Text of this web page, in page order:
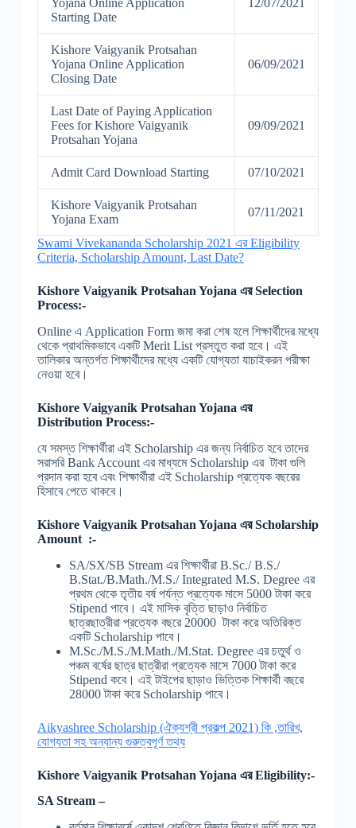
Yojana Online Application
Starting Date
12/07/2021
Kishore Vaigyanik Protsahan
Yojana Online Application
Closing Date
06/09/2021
Last Date of Paying Application
Fees for Kishore Vaigyanik
Protsahan Yojana
09/09/2021
Admit Card Download Starting 07/10/2021
Kishore Vaigyanik Protsahan
Yojana Exam
07/11/2021
Swami Vivekananda Scholarship 2021 এর Eligibility
Criteria, Scholarship Amount, Last Date?
Kishore Vaigyanik Protsahan Yojana এর Selection
Process:-
Online এ Application Form জমা করা শেষ হলে শিক্ষার্থীদের মধ্যে
থেকে প্রাথমিকভাবে একটি Merit List প্রস্তুত করা হবে। এই
তালিকার অন্তর্গত শিক্ষার্থীদের মধ্যে একটি যোগ্যতা যাচাইকরন পরীক্ষা
নেওয়া হবে।
Kishore Vaigyanik Protsahan Yojana এর
Distribution Process:-
যে সমস্ত শিক্ষার্থীরা এই Scholarship এর জন্য নির্বাচিত হবে তাদের
সরাসরি Bank Account এর মাধ্যমে Scholarship এর টাকা গুলি
প্রদান করা হবে এবং শিক্ষার্থীরা এই Scholarship প্রত্যেক বছরের
হিসাবে পেতে থাকবে।
Kishore Vaigyanik Protsahan Yojana এর Scholarship
Amount :-
SA/SX/SB Stream এর শিক্ষার্থীরা B.Sc./ B.S./
B.Stat./B.Math./M.S./ Integrated M.S. Degree এর
প্রথম থেকে তৃতীয় বর্ষ পর্যন্ত প্রত্যেক মাসে 5000 টাকা করে
Stipend পাবে। এই মাসিক বৃত্তি ছাড়াও নির্বাচিত
ছাত্রছাত্রীরা প্রত্যেক বছরে 20000 টাকা করে অতিরিক্ত
একটি Scholarship পাবে।
M.Sc./M.S./M.Math./M.Stat. Degree এর চতুর্থ ও
পঞ্চম বর্ষের ছাত্র ছাত্রীরা প্রত্যেক মাসে 7000 টাকা করে
Stipend কবে। এই টাইপের ছাড়াও ভিত্তিক শিক্ষার্থী বছরে
28000 টাকা করে Scholarship পাবে।
Aikyashree Scholarship (ঐক্যশ্রী প্রকল্প 2021) কি ,তারিখ,
যোগ্যতা সহ অন্যান্য গুরুত্বপূর্ণ তথ্য
Kishore Vaigyanik Protsahan Yojana এর Eligibility:-
SA Stream –